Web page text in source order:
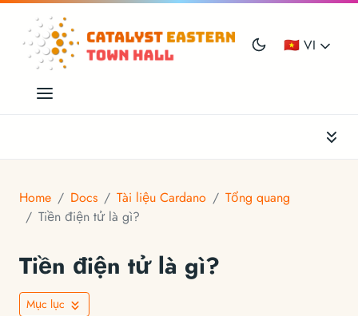
🇻🇳 VI
Home Docs Tài liệu Cardano
Tổng quang
Tiền điện tử là gì?
Tiền điện tử là gì?
Mục lục